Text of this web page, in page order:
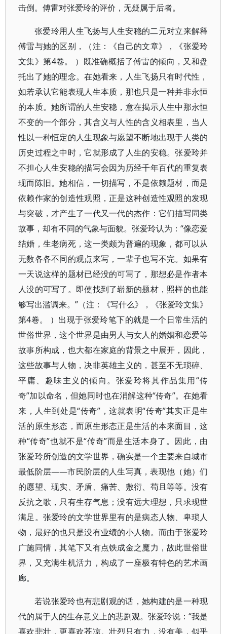
击倒。傅雷对张爱玲的评价，无疑属于后者。
张爱玲用人生飞扬与人生安稳的二元对立来解释
傅雷与她的区别，（注：《自己的文章》，《张爱玲
文集》第4卷。 ）既准确概括了傅雷的倾向，又和盘
托出了她的理念。在她看来，人生飞扬只有时代性，
如若承认它能表现人生本质，那也只是一种并非永恒
的本质。她所谓的人生安稳，意在揭示人生中那永恒
不变的一个部分，其含义与人性的含义相表里，当人
性以一种恒定的人生现象与愿望不断地出现于人类的
历史过程之中时，它就形成了人生的安稳。张爱玲并
不担心人生安稳的描写会因为历经千年百代的重复表
现而陈旧。她相信，一切描写，不是依赖题材，而是
依赖作家的创造性观照，正是这种创造性观照的发现
与突破，才产生了一代又一代的杰作：它们描写同类
故事，却有不同的气象与面貌。张爱玲认为：“像恋爱
结婚，生老病死，这一类颇为普遍的现象，都可以从
无数各各不同的观点来写，一辈子也写不完。如果有
一天说这样的题材已经没的可写了，那想必是作者本
人没的可写了。即使找到了崭新的题材，照样的也能
够写出滥调来。”（注：《写什么》，《张爱玲文集》
第4卷。 ）出现于张爱玲笔下的就是一个日常生活的
世俗世界，这个世界是由男人与女人的婚姻和恋爱等
故事所构成，也大都在家庭的背景之中展开，因此，
这些故事与人物，决非英雄主义的，甚至不无琐碎、
平庸、趣味主义的倾向。张爱玲将其作品集用“传
奇”加以命名，但她同时也在消解这种“传奇”。在她看
来，人生到处是“传奇”，这就表明“传奇”其实正是生
活的原生形态，而原生形态正是生活的本来面目，这
种“传奇”也就不是“传奇”而是生活本身了。因此，由
张爱玲所创造的文学世界，确实是一个主要来自城市
最低阶层——市民阶层的人生写真，表现他（她）们
的愿望、现实、矛盾、痛苦、敷衍、苟且等等。没有
反抗之歌，只有生存气息；没有远大理想，只求现世
满足。张爱玲的文学世界里有的是病态人物、卑琐人
物，最好的也只是没有业绩的小人物。而由于张爱玲
广施同情，其笔下又有点铁成金之魔力，故此世俗世
界，又充满生机活力，构成了一座极有特色的艺术画
廊。
若说张爱玲也有悲剧观的话，她构建的是一种现
代的属于人的生存意义上的悲剧观。张爱玲说：“我是
喜欢悲壮，更喜欢苍凉。壮烈只有力，没有美，似乎